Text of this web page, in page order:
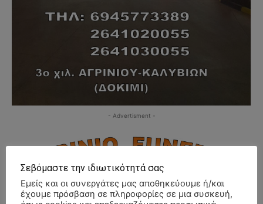
- Advertisment -
Σεβόμαστε την ιδιωτικότητά σας
Εμείς και οι συνεργάτες μας αποθηκεύουμε ή/και
έχουμε πρόσβαση σε πληροφορίες σε μια συσκευή,